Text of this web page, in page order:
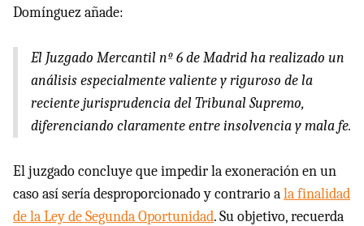
Domínguez añade:
El Juzgado Mercantil nº 6 de Madrid ha realizado un
análisis especialmente valiente y riguroso de la
reciente jurisprudencia del Tribunal Supremo,
diferenciando claramente entre insolvencia y mala fe.
El juzgado concluye que impedir la exoneración en un
caso así sería desproporcionado y contrario ala finalidad
de la Ley de Segunda Oportunidad. Su objetivo, recuerda